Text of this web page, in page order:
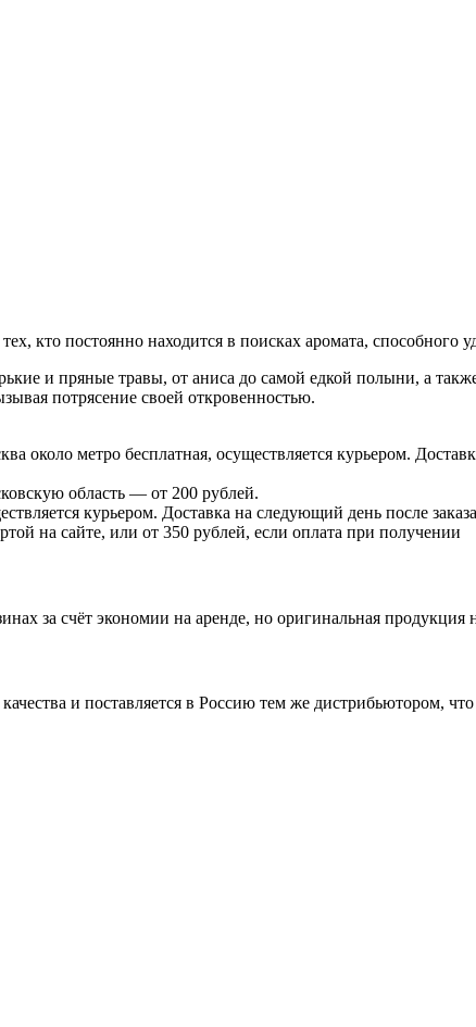
кто постоянно находится в поисках аромата, способного
и пряные травы, от аниса до самой едкой полыни, а
потрясение своей откровенностью.
метро бесплатная, осуществляется курьером.
область — от 200 рублей.
курьером. Доставка на следующий день после
на сайте, или от 350 рублей, если оплата при получении
за счёт экономии на аренде, но оригинальная
и поставляется в Россию тем же дистрибьютором,